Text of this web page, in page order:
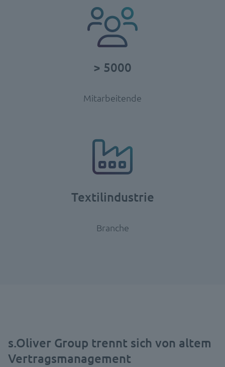
> 5000
Mitarbeitende
Textilindustrie
Branche
s.Oliver Group trennt sich von altem
Vertragsmanagement